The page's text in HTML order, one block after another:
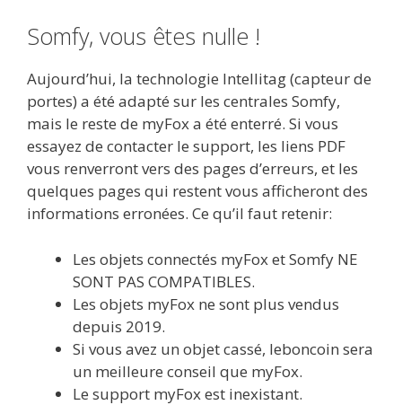
Somfy, vous êtes nulle !
Aujourd’hui, la technologie Intellitag (capteur de
portes) a été adapté sur les centrales Somfy,
mais le reste de myFox a été enterré. Si vous
essayez de contacter le support, les liens PDF
vous renverront vers des pages d’erreurs, et les
quelques pages qui restent vous afficheront des
informations erronées. Ce qu’il faut retenir:
Les objets connectés myFox et Somfy NE
SONT PAS COMPATIBLES.
Les objets myFox ne sont plus vendus
depuis 2019.
Si vous avez un objet cassé, leboncoin sera
un meilleure conseil que myFox.
Le support myFox est inexistant.